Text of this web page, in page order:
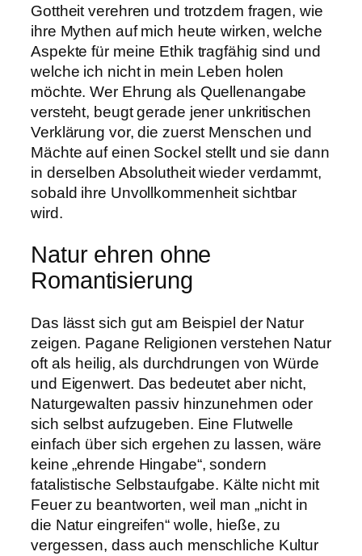
Gottheit verehren und trotzdem fragen, wie
ihre Mythen auf mich heute wirken, welche
Aspekte für meine Ethik tragfähig sind und
welche ich nicht in mein Leben holen
möchte. Wer Ehrung als Quellenangabe
versteht, beugt gerade jener unkritischen
Verklärung vor, die zuerst Menschen und
Mächte auf einen Sockel stellt und sie dann
in derselben Absolutheit wieder verdammt,
sobald ihre Unvollkommenheit sichtbar
wird.
Natur ehren ohne
Romantisierung
Das lässt sich gut am Beispiel der Natur
zeigen. Pagane Religionen verstehen Natur
oft als heilig, als durchdrungen von Würde
und Eigenwert. Das bedeutet aber nicht,
Naturgewalten passiv hinzunehmen oder
sich selbst aufzugeben. Eine Flutwelle
einfach über sich ergehen zu lassen, wäre
keine „ehrende Hingabe“, sondern
fatalistische Selbstaufgabe. Kälte nicht mit
Feuer zu beantworten, weil man „nicht in
die Natur eingreifen“ wolle, hieße, zu
vergessen, dass auch menschliche Kultur